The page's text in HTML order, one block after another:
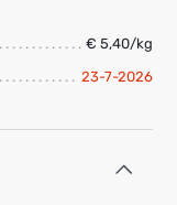
€ 5,40/kg
23-7-2026